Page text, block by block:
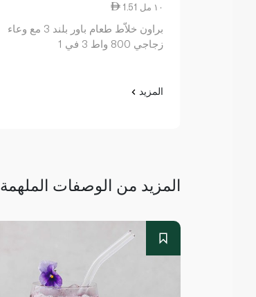
1.51 ١٠ مل
براون خلاّط طعام باور بلند 3 مع وعاء
زجاجي 800 واط 3 في 1
المزيد
المزيد من الوصفات الملهمة